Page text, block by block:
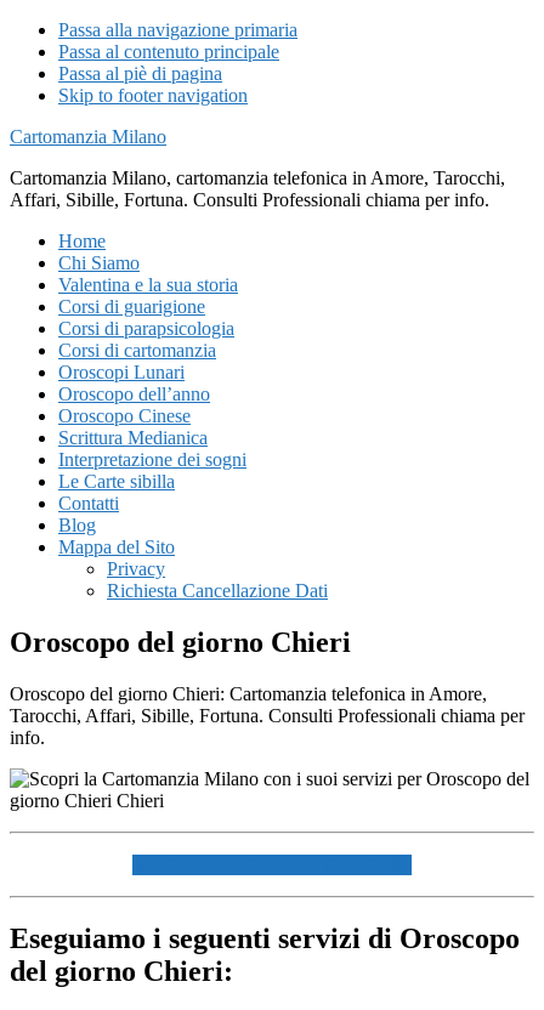
Passa alla navigazione primaria
Passa al contenuto principale
Passa al piè di pagina
Skip to footer navigation
Cartomanzia Milano
Cartomanzia Milano, cartomanzia telefonica in Amore, Tarocchi,
Affari, Sibille, Fortuna. Consulti Professionali chiama per info.
Home
Chi Siamo
Valentina e la sua storia
Corsi di guarigione
Corsi di parapsicologia
Corsi di cartomanzia
Oroscopi Lunari
Oroscopo dell’anno
Oroscopo Cinese
Scrittura Medianica
Interpretazione dei sogni
Le Carte sibilla
Contatti
Blog
Mappa del Sito
Privacy
Richiesta Cancellazione Dati
Oroscopo del giorno Chieri
Oroscopo del giorno Chieri: Cartomanzia telefonica in Amore,
Tarocchi, Affari, Sibille, Fortuna. Consulti Professionali chiama per
info.
Eseguiamo i seguenti servizi di Oroscopo
del giorno Chieri: